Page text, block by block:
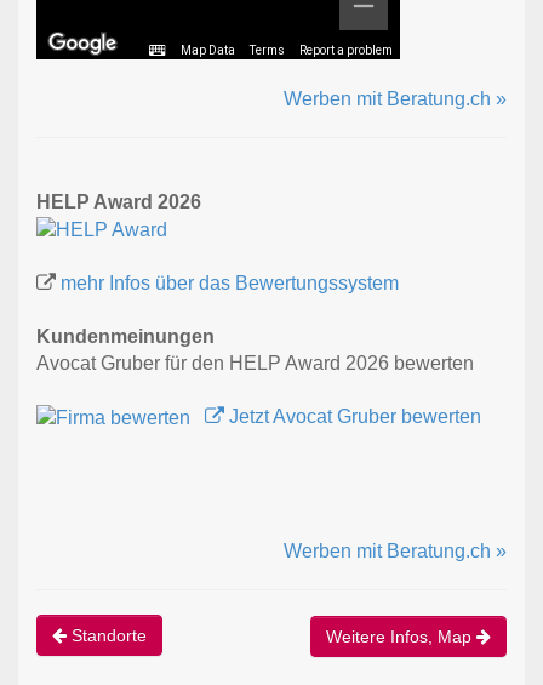
Map Data Terms Report a problem
Werben mit Beratung.ch »
HELP Award 2026
mehr Infos über das Bewertungssystem
Kundenmeinungen
Avocat Gruber für den HELP Award 2026 bewerten
Jetzt Avocat Gruber bewerten
Werben mit Beratung.ch »
Standorte Weitere Infos, Map